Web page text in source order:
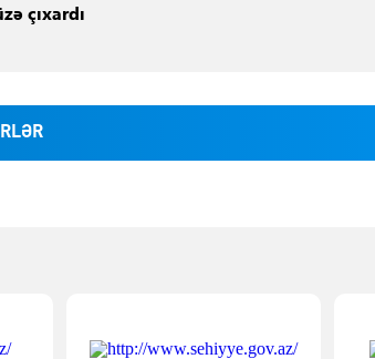
çıxardı